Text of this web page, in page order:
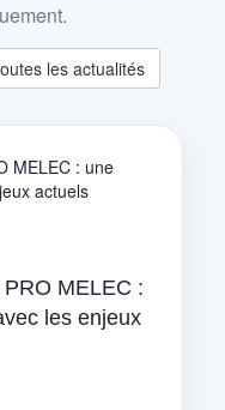
les actualités
MELEC :
les enjeux